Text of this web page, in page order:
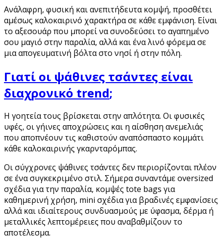
Ανάλαφρη, φυσική και ανεπιτήδευτα κομψή, προσθέτει
αμέσως καλοκαιρινό χαρακτήρα σε κάθε εμφάνιση. Είναι
το αξεσουάρ που μπορεί να συνοδεύσει το αγαπημένο
σου μαγιό στην παραλία, αλλά και ένα λινό φόρεμα σε
μια απογευματινή βόλτα στο νησί ή στην πόλη.
Γιατί οι ψάθινες τσάντες είναι
διαχρονικό trend;
Η γοητεία τους βρίσκεται στην απλότητα. Οι φυσικές
υφές, οι γήινες αποχρώσεις και η αίσθηση ανεμελιάς
που αποπνέουν τις καθιστούν αναπόσπαστο κομμάτι
κάθε καλοκαιρινής γκαρνταρόμπας.
Οι σύγχρονες ψάθινες τσάντες δεν περιορίζονται πλέον
σε ένα συγκεκριμένο στιλ. Σήμερα συναντάμε oversized
σχέδια για την παραλία, κομψές tote bags για
καθημερινή χρήση, mini σχέδια για βραδινές εμφανίσεις
αλλά και ιδιαίτερους συνδυασμούς με ύφασμα, δέρμα ή
μεταλλικές λεπτομέρειες που αναβαθμίζουν το
αποτέλεσμα.